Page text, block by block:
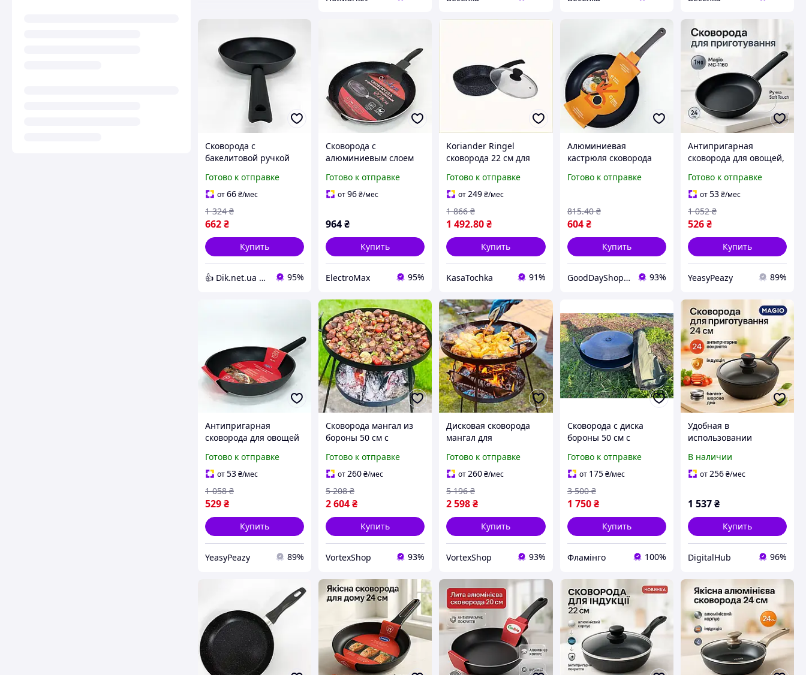
Сковорода с
бакелитовой ручкой
Сковорода
универсальная для
Готово к отправке
от66₴/мес
662₴
1 324 ₴
Купить
👍 Dik.net.ua - Интернет магазин 95%
Сковорода с
алюминиевым слоем
антипригарным
покрытием для газовой
Готово к отправке
от96₴/мес
964₴
Купить
ElectroMax 95%
Koriander Ringel
сковорода 22 см для
TT8179135
Готово к отправке
от249₴/мес
1 492.80₴
1 866 ₴
Купить
KasaTochka 91%
Алюминиевая
кастрюля сковорода
26 см, Сковорода для
Готово к отправке
604 ₴
815.40 ₴
Купить
GoodDayShop - Онлайн магазин различных товаров 93%
Антипригарная
сковорода для овощей,
дома качественная на
плиту DN-10
Готово к отправке
от53₴/мес
526₴
1 052 ₴
Купить
YeasyPeazy 89%
Антипригарная
сковорода для овощей
повара Легкая в
использовании TQ-84
хорошее качество
Готово к отправке
от53₴/мес
529₴
1 058 ₴
Купить
YeasyPeazy 89%
Сковорода мангал из
бороны 50 см с
для жарки мяса и
овощей на костре
Готово к отправке
от260₴/мес
2 604₴
5 208 ₴
Купить
VortexShop 93%
Дисковая сковорода
мангал для
на костре, жарки
овощей и мяса на
природе
Готово к отправке
от260₴/мес
2 598₴
5 196 ₴
Купить
VortexShop 93%
Сковорода с диска
бороны 50 см с
ручками, дисковая
сковорода борона для
жарки мяса, овощей,
картофеля на костре
Готово к отправке
от 175 ₴/мес
1 750 ₴
3 500 ₴
Купить
Фламінго 100%
Удобная в
использовании
1170 24см, Надежная
сковорода для дома PI-
В наличии
от256₴/мес
1 537₴
Купить
DigitalHub 96%